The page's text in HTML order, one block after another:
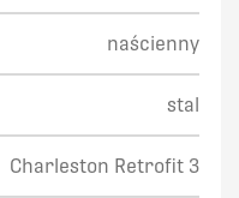
naścienny
stal
Charleston Retrofit 3